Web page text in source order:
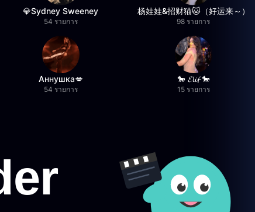
💎Sydney Sweeney
54 รายการ
杨娃娃&招财猫🐱（好运来～）
98 รายการ
Аннушка💋
54 รายการ
🐎 𝓔𝓵𝓲𝓯 🐎
15 รายการ